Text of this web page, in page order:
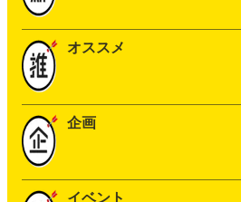
オススメ
企画
イベント